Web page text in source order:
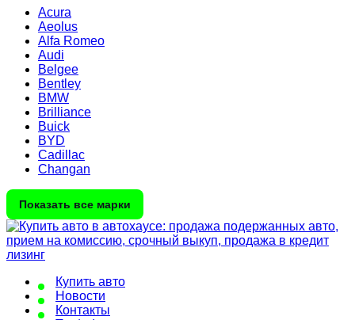
Acura
Aeolus
Alfa Romeo
Audi
Belgee
Bentley
BMW
Brilliance
Buick
BYD
Cadillac
Changan
Показать все марки
Купить авто
Новости
Контакты